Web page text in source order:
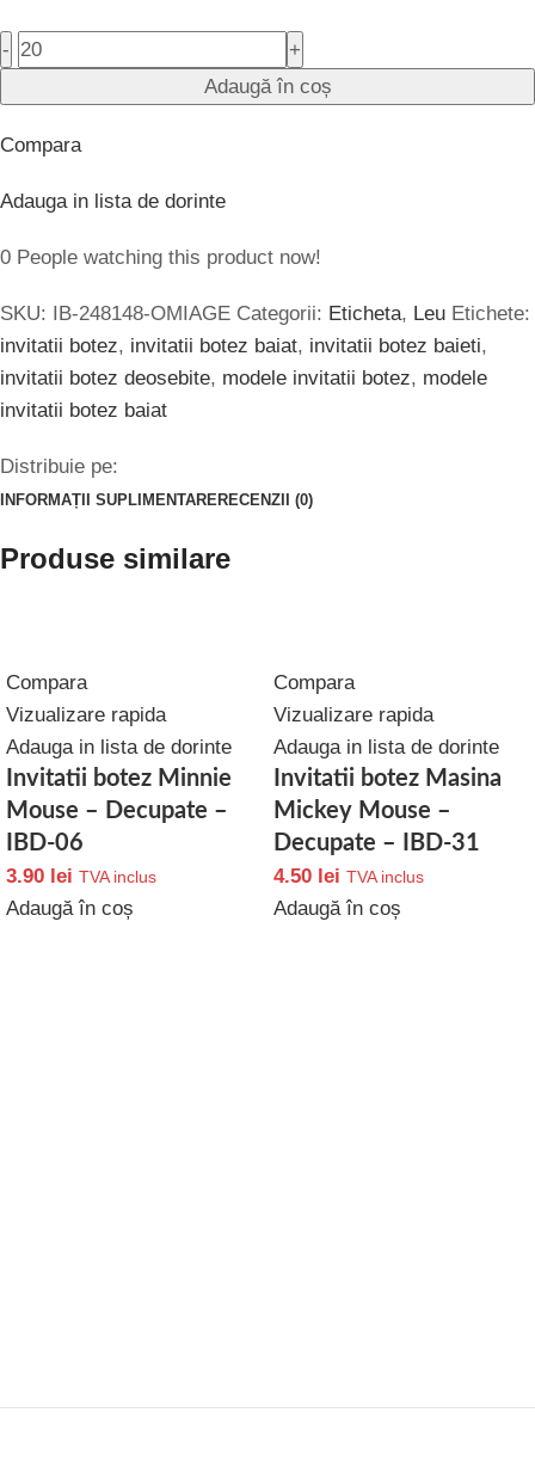
-
+
Adaugă în coș
Compara
Adauga in lista de dorinte
0 People watching this product now!
SKU: IB-248148-OMIAGE Categorii: Eticheta, Leu Etichete:
invitatii botez, invitatii botez baiat, invitatii botez baieti,
invitatii botez deosebite, modele invitatii botez, modele
invitatii botez baiat
Distribuie pe:
INFORMAȚII SUPLIMENTARERECENZII (0)
Produse similare
Compara
Vizualizare rapida
Adauga in lista de dorinte
Invitatii botez Minnie
Mouse – Decupate –
IBD-06
3.90 lei TVA inclus
Adaugă în coș
Compara
Vizualizare rapida
Adauga in lista de dorinte
Invitatii botez Masina
Mickey Mouse –
Decupate – IBD-31
4.50 lei TVA inclus
Adaugă în coș